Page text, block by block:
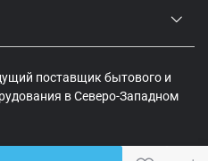
поставщик бытового и
в Северо-Западном